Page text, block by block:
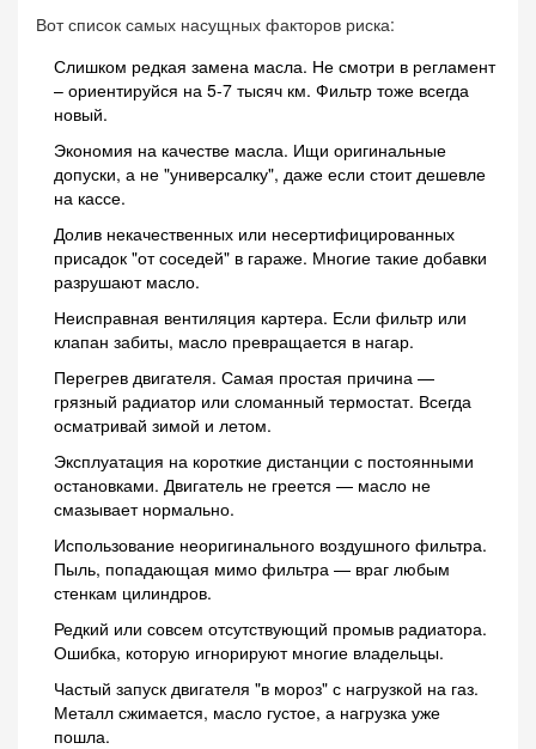
Вот список самых насущных факторов риска:
Слишком редкая замена масла. Не смотри в регламент
– ориентируйся на 5-7 тысяч км. Фильтр тоже всегда
новый.
Экономия на качестве масла. Ищи оригинальные
допуски, а не "универсалку", даже если стоит дешевле
на кассе.
Долив некачественных или несертифицированных
присадок "от соседей" в гараже. Многие такие добавки
разрушают масло.
Неисправная вентиляция картера. Если фильтр или
клапан забиты, масло превращается в нагар.
Перегрев двигателя. Самая простая причина —
грязный радиатор или сломанный термостат. Всегда
осматривай зимой и летом.
Эксплуатация на короткие дистанции с постоянными
остановками. Двигатель не греется — масло не
смазывает нормально.
Использование неоригинального воздушного фильтра.
Пыль, попадающая мимо фильтра — враг любым
стенкам цилиндров.
Редкий или совсем отсутствующий промыв радиатора.
Ошибка, которую игнорируют многие владельцы.
Частый запуск двигателя "в мороз" с нагрузкой на газ.
Металл сжимается, масло густое, а нагрузка уже
пошла.